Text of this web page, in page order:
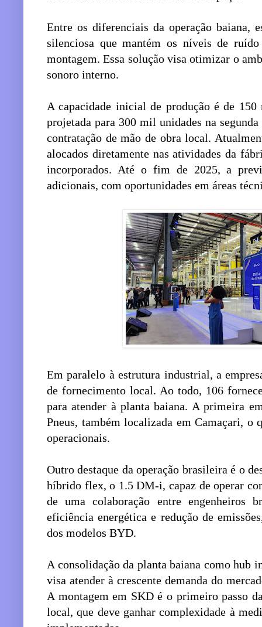
Entre os diferenciais da operação baiana,
silenciosa que mantém os níveis de
montagem. Essa solução visa otimizar o
sonoro interno.
A capacidade inicial de produção é de
projetada para 300 mil unidades na
contratação de mão de obra local.
alocados diretamente nas atividades da
incorporados. Até o fim de 2025, a
adicionais, com oportunidades em áreas
Em paralelo à estrutura industrial, a
de fornecimento local. Ao todo, 106
para atender à planta baiana. A primeira
Pneus, também localizada em Camaçari,
operacionais.
Outro destaque da operação brasileira é o
híbrido flex, o 1.5 DM-i, capaz de operar
de uma colaboração entre engenheiros
eficiência energética e redução de
dos modelos BYD.
A consolidação da planta baiana como hub
visa atender à crescente demanda do
A montagem em SKD é o primeiro passo
local, que deve ganhar complexidade à